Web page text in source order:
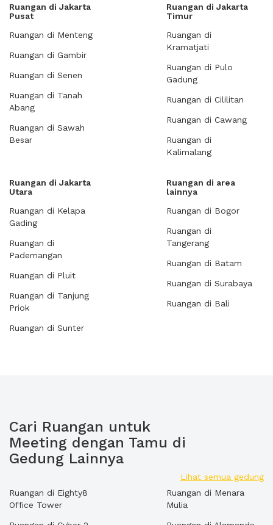
Ruangan di Jakarta
Pusat
Ruangan di Menteng
Ruangan di Gambir
Ruangan di Senen
Ruangan di Tanah
Abang
Ruangan di Sawah
Besar
Ruangan di Jakarta
Timur
Ruangan di
Kramatjati
Ruangan di Pulo
Gadung
Ruangan di Cililitan
Ruangan di Cawang
Ruangan di
Kalimalang
Ruangan di Jakarta
Utara
Ruangan di Kelapa
Gading
Ruangan di
Pademangan
Ruangan di Pluit
Ruangan di Tanjung
Priok
Ruangan di Sunter
Ruangan di area
lainnya
Ruangan di Bogor
Ruangan di
Tangerang
Ruangan di Batam
Ruangan di Surabaya
Ruangan di Bali
Cari Ruangan untuk
Meeting dengan Tamu di
Gedung Lainnya
Lihat semua gedung
Ruangan di Eighty8
Office Tower
Ruangan di Menara
Mulia